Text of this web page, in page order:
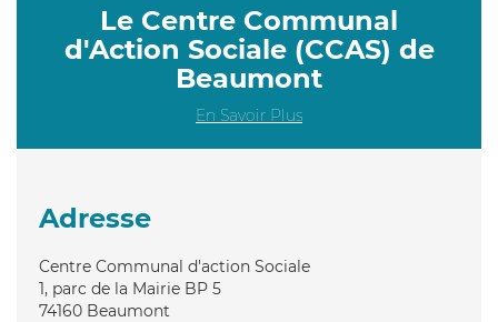
Le Centre Communal
d'Action Sociale (CCAS) de
Beaumont
En Savoir Plus
Adresse
Centre Communal d'action Sociale
1, parc de la Mairie BP 5
74160 Beaumont